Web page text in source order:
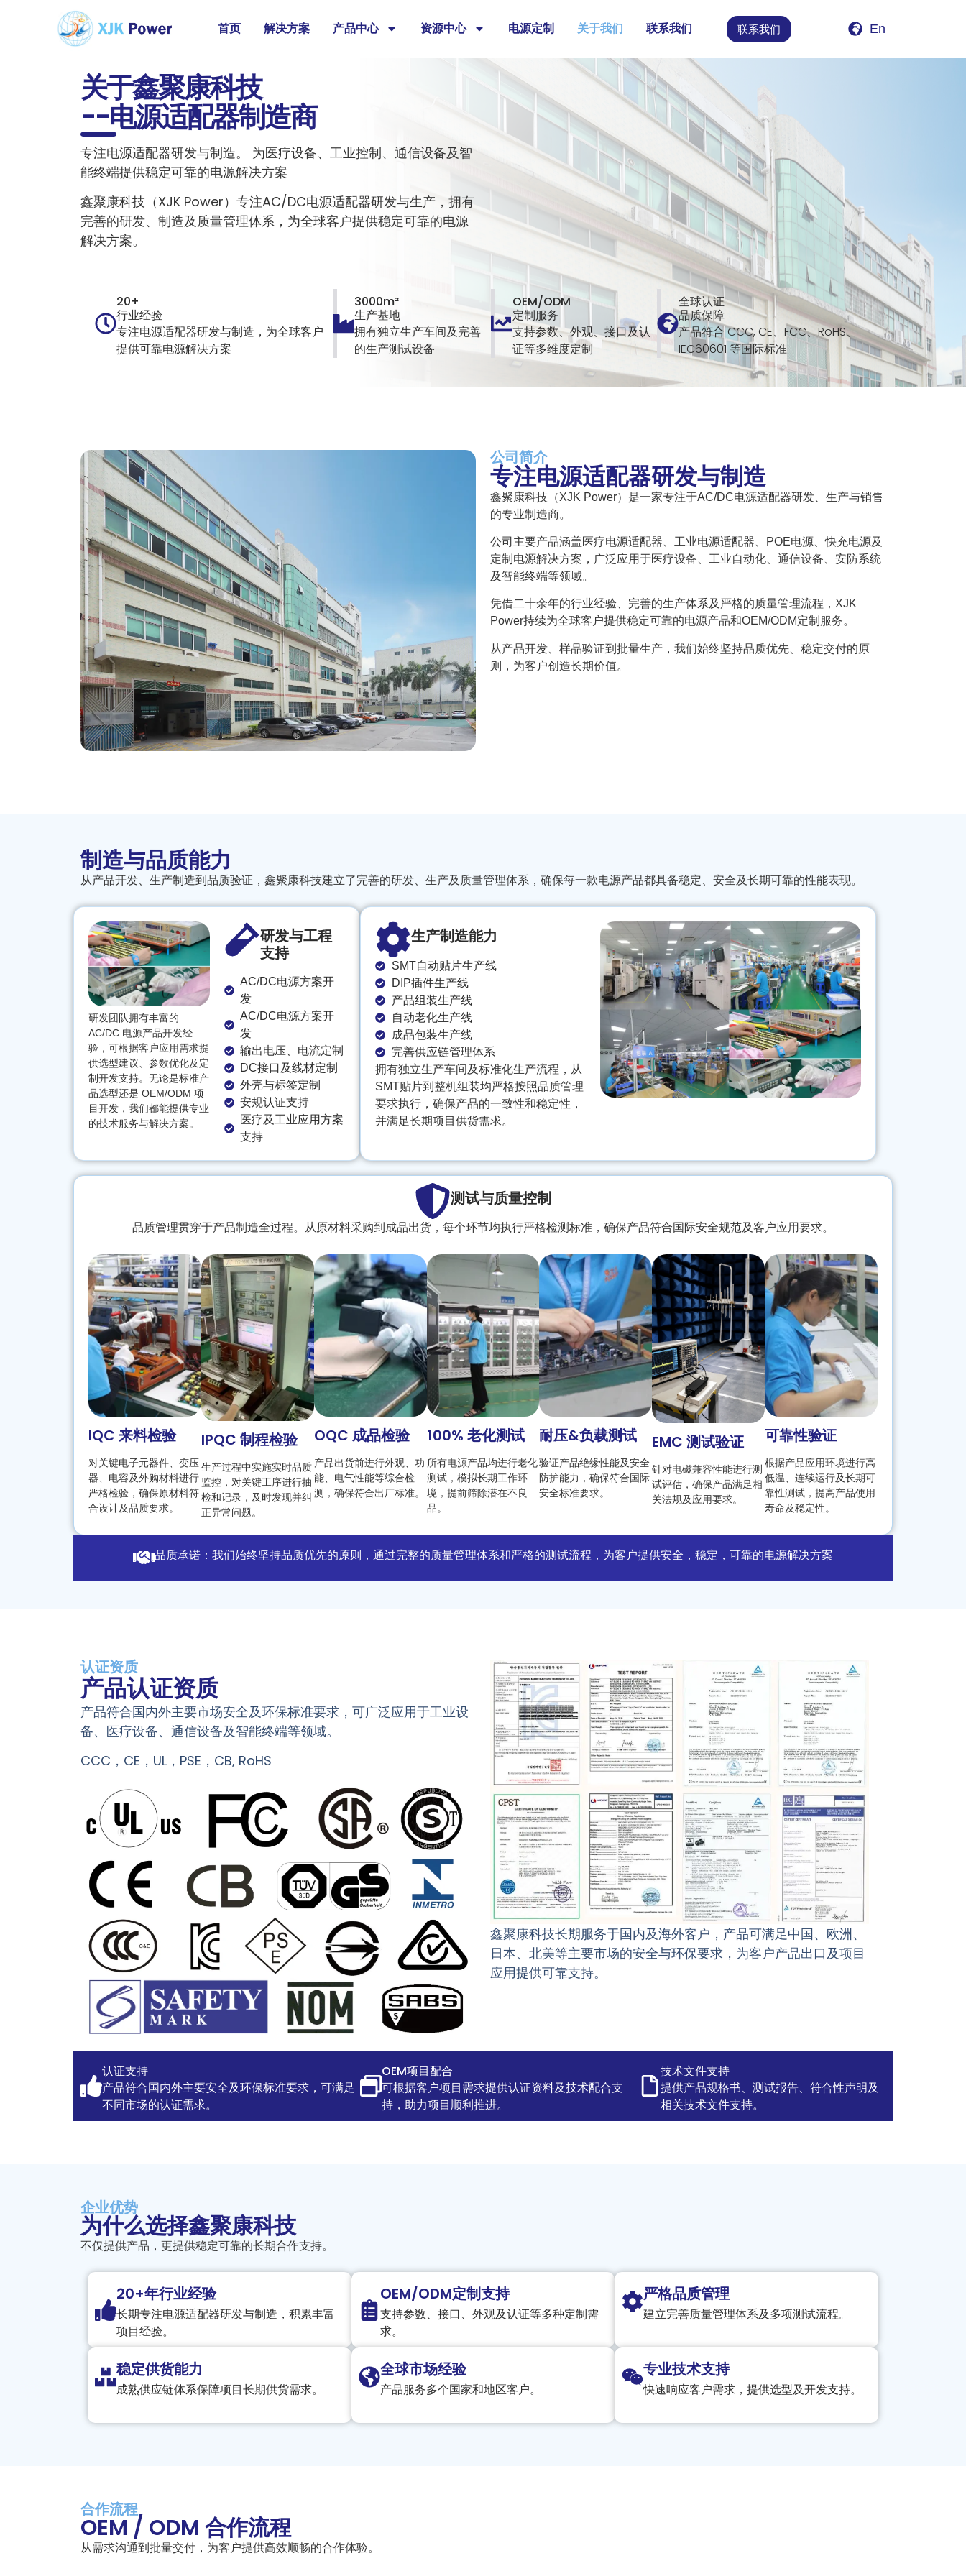
首页 解决方案 产品中心 资源中心 电源定制 关于我们 联系我们 联系我们 En
关于鑫聚康科技
--电源适配器制造商
专注电源适配器研发与制造。 为医疗设备、工业控制、通信设备及智
能终端提供稳定可靠的电源解决方案
鑫聚康科技（XJK Power）专注AC/DC电源适配器研发与生产，拥有
完善的研发、制造及质量管理体系，为全球客户提供稳定可靠的电源
解决方案。
20+
行业经验
专注电源适配器研发与制造，为全球客户
提供可靠电源解决方案
3000m²
生产基地
拥有独立生产车间及完善
的生产测试设备
OEM/ODM
定制服务
支持参数、外观、接口及认
证等多维度定制
全球认证
品质保障
产品符合 CCC, CE、FCC、RoHS、
IEC60601 等国际标准
公司简介
专注电源适配器研发与制造
鑫聚康科技（XJK Power）是一家专注于AC/DC电源适配器研发、生产与销售
的专业制造商。
公司主要产品涵盖医疗电源适配器、工业电源适配器、POE电源、快充电源及
定制电源解决方案，广泛应用于医疗设备、工业自动化、通信设备、安防系统
及智能终端等领域。
凭借二十余年的行业经验、完善的生产体系及严格的质量管理流程，XJK
Power持续为全球客户提供稳定可靠的电源产品和OEM/ODM定制服务。
从产品开发、样品验证到批量生产，我们始终坚持品质优先、稳定交付的原
则，为客户创造长期价值。
制造与品质能力
从产品开发、生产制造到品质验证，鑫聚康科技建立了完善的研发、生产及质量管理体系，确保每一款电源产品都具备稳定、安全及长期可靠的性能表现。
研发团队拥有丰富的
AC/DC 电源产品开发经
验，可根据客户应用需求提
供选型建议、参数优化及定
制开发支持。无论是标准产
品选型还是 OEM/ODM 项
目开发，我们都能提供专业
的技术服务与解决方案。
研发与工程
支持
AC/DC电源方案开
发
AC/DC电源方案开
发
输出电压、电流定制
DC接口及线材定制
外壳与标签定制
安规认证支持
医疗及工业应用方案
支持
生产制造能力
SMT自动贴片生产线
DIP插件生产线
产品组装生产线
自动老化生产线
成品包装生产线
完善供应链管理体系
拥有独立生产车间及标准化生产流程，从
SMT贴片到整机组装均严格按照品质管理
要求执行，确保产品的一致性和稳定性，
并满足长期项目供货需求。
测试与质量控制
品质管理贯穿于产品制造全过程。从原材料采购到成品出货，每个环节均执行严格检测标准，确保产品符合国际安全规范及客户应用要求。
IQC 来料检验
对关键电子元器件、变压
器、电容及外购材料进行
严格检验，确保原材料符
合设计及品质要求。
IPQC 制程检验
生产过程中实施实时品质
监控，对关键工序进行抽
检和记录，及时发现并纠
正异常问题。
OQC 成品检验
产品出货前进行外观、功
能、电气性能等综合检
测，确保符合出厂标准。
100% 老化测试
所有电源产品均进行老化
测试，模拟长期工作环
境，提前筛除潜在不良
品。
耐压&负载测试
验证产品绝缘性能及安全
防护能力，确保符合国际
安全标准要求。
EMC 测试验证
针对电磁兼容性能进行测
试评估，确保产品满足相
关法规及应用要求。
可靠性验证
根据产品应用环境进行高
低温、连续运行及长期可
靠性测试，提高产品使用
寿命及稳定性。
品质承诺：我们始终坚持品质优先的原则，通过完整的质量管理体系和严格的测试流程，为客户提供安全，稳定，可靠的电源解决方案
认证资质
产品认证资质
产品符合国内外主要市场安全及环保标准要求，可广泛应用于工业设
备、医疗设备、通信设备及智能终端等领域。
CCC，CE，UL，PSE，CB, RoHS
鑫聚康科技长期服务于国内及海外客户，产品可满足中国、欧洲、
日本、北美等主要市场的安全与环保要求，为客户产品出口及项目
应用提供可靠支持。
认证支持
产品符合国内外主要安全及环保标准要求，可满足
不同市场的认证需求。
OEM项目配合
可根据客户项目需求提供认证资料及技术配合支
持，助力项目顺利推进。
技术文件支持
提供产品规格书、测试报告、符合性声明及
相关技术文件支持。
企业优势
为什么选择鑫聚康科技
不仅提供产品，更提供稳定可靠的长期合作支持。
20+年行业经验
长期专注电源适配器研发与制造，积累丰富
项目经验。
OEM/ODM定制支持
支持参数、接口、外观及认证等多种定制需
求。
严格品质管理
建立完善质量管理体系及多项测试流程。
稳定供货能力
成熟供应链体系保障项目长期供货需求。
全球市场经验
产品服务多个国家和地区客户。
专业技术支持
快速响应客户需求，提供选型及开发支持。
合作流程
OEM / ODM 合作流程
从需求沟通到批量交付，为客户提供高效顺畅的合作体验。